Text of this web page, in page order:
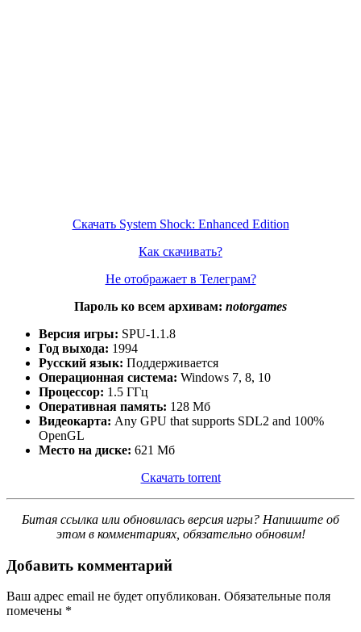
Скачать System Shock: Enhanced Edition
Как скачивать?
Не отображает в Телеграм?
Пароль ко всем архивам: notorgames
Версия игры: SPU-1.1.8
Год выхода: 1994
Русский язык: Поддерживается
Операционная система: Windows 7, 8, 10
Процессор: 1.5 ГГц
Оперативная память: 128 Мб
Видеокарта: Any GPU that supports SDL2 and 100%
OpenGL
Место на диске: 621 Мб
Скачать torrent
Битая ссылка или обновилась версия игры? Напишите об
этом в комментариях, обязательно обновим!
Добавить комментарий
Ваш адрес email не будет опубликован. Обязательные поля
помечены *